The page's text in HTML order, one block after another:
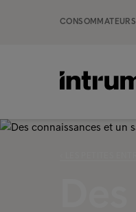
CONSOMMATEURS